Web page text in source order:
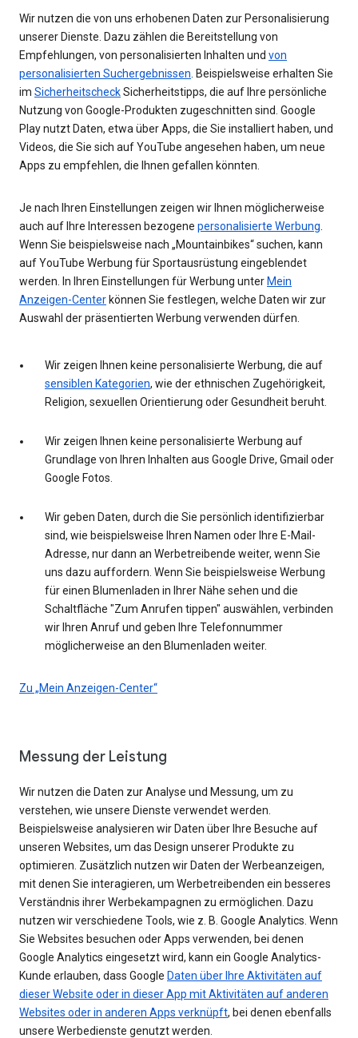
Wir nutzen die von uns erhobenen Daten zur Personalisierung
unserer Dienste. Dazu zählen die Bereitstellung von
Empfehlungen, von personalisierten Inhalten und von
personalisierten Suchergebnissen . Beispielsweise erhalten Sie
im SicherheitscheckSicherheitstipps, die auf Ihre persönliche
Nutzung von Google-Produkten zugeschnitten sind. Google
Play nutzt Daten, etwa über Apps, die Sie installiert haben, und
Videos, die Sie sich auf YouTube angesehen haben, um neue
Apps zu empfehlen, die Ihnen gefallen könnten.
Je nach Ihren Einstellungen zeigen wir Ihnen möglicherweise
auch auf Ihre Interessen bezogene personalisierte Werbung
Wenn Sie beispielsweise nach „Mountainbikes“ suchen, kann
auf YouTube Werbung für Sportausrüstung eingeblendet
werden. In Ihren Einstellungen für Werbung unter Mein
Anzeigen-Center können Sie festlegen, welche Daten wir zur
Auswahl der präsentierten Werbung verwenden dürfen.
Wir zeigen Ihnen keine personalisierte Werbung, die auf
sensiblen Kategorien, wie der ethnischen Zugehörigkeit,
Religion, sexuellen Orientierung oder Gesundheit beruht.
Wir zeigen Ihnen keine personalisierte Werbung auf
Grundlage von Ihren Inhalten aus Google Drive, Gmail oder
Google Fotos.
Wir geben Daten, durch die Sie persönlich identifizierbar
sind, wie beispielsweise Ihren Namen oder Ihre E-Mail-
Adresse, nur dann an Werbetreibende weiter, wenn Sie
uns dazu auffordern. Wenn Sie beispielsweise Werbung
für einen Blumenladen in Ihrer Nähe sehen und die
Schaltfläche "Zum Anrufen tippen" auswählen, verbinden
wir Ihren Anruf und geben Ihre Telefonnummer
möglicherweise an den Blumenladen weiter.
Zu „Mein Anzeigen-Center“
Messung der Leistung
Wir nutzen die Daten zur Analyse und Messung, um zu
verstehen, wie unsere Dienste verwendet werden.
Beispielsweise analysieren wir Daten über Ihre Besuche auf
unseren Websites, um das Design unserer Produkte zu
optimieren. Zusätzlich nutzen wir Daten der Werbeanzeigen,
mit denen Sie interagieren, um Werbetreibenden ein besseres
Verständnis ihrer Werbekampagnen zu ermöglichen. Dazu
nutzen wir verschiedene Tools, wie z. B. Google Analytics. Wenn
Sie Websites besuchen oder Apps verwenden, bei denen
Google Analytics eingesetzt wird, kann ein Google Analytics-
Kunde erlauben, dass Google Daten über Ihre Aktivitäten auf
dieser Website oder in dieser App mit Aktivitäten auf anderen
Websites oder in anderen Apps verknüpft, bei denen ebenfalls
unsere Werbedienste genutzt werden.